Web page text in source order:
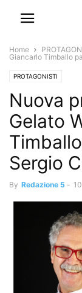
Home
Giancarlo Timballo
PROTAGONISTI
Nuova
Gelato
Sergio
By Redazione 5 -